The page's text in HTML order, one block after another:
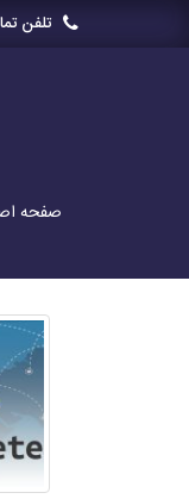
تلفن
صفحه